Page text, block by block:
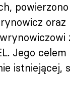
powierzono
oraz
Jego celem
istniejącej,